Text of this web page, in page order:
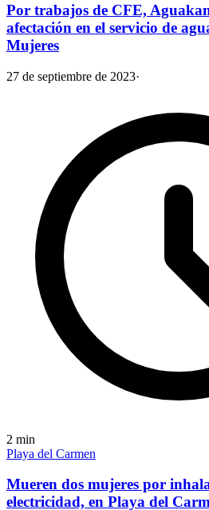
Por trabajos de CFE,
afectación en el servicio de
Mujeres
27 de septiembre de 2023·
2 min
Playa del Carmen
Mueren dos mujeres por
electricidad, en Playa del